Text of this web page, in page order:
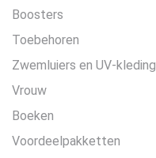
Boosters
Toebehoren
Zwemluiers en UV-kleding
Vrouw
Boeken
Voordeelpakketten